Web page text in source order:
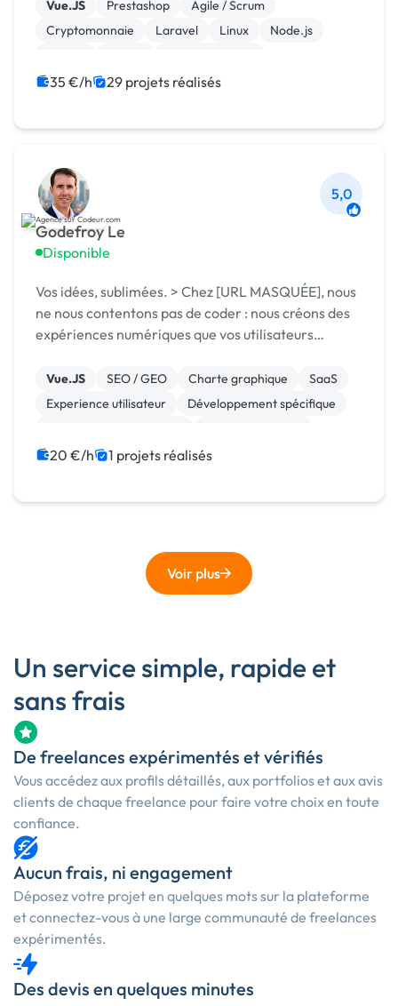
Vue.JS Prestashop
Agile / Scrum
Cryptomonnaie
Laravel Linux
Node.js
35 €/h 29 projets réalisés
Godefroy Le
Disponible
5,0
Vos idées, sublimées. > Chez [URL MASQUÉE], nous
ne nous contentons pas de coder : nous créons des
expériences numériques que vos utilisateurs
Vue.JS SEO / GEO Charte graphique
SaaS
Experience utilisateur
Développement spécifique
Système de paiement
Site E-commerce
20 €/h 1 projets réalisés
Voir plus
Un service simple, rapide et
sans frais
De freelances expérimentés et vérifiés
Vous accédez aux profils détaillés, aux portfolios et aux avis
clients de chaque freelance pour faire votre choix en toute
confiance.
Aucun frais, ni engagement
Déposez votre projet en quelques mots sur la plateforme
et connectez-vous à une large communauté de freelances
expérimentés.
Des devis en quelques minutes